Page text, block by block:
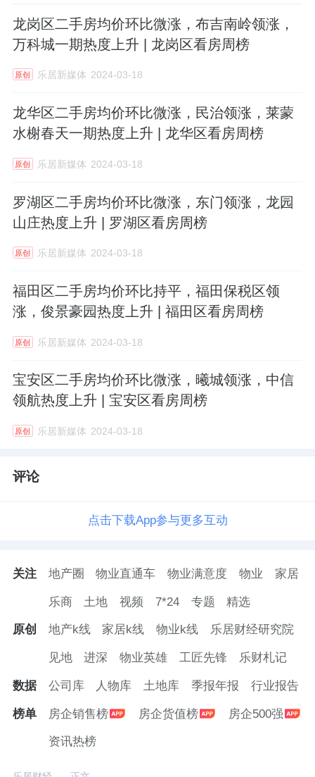
龙岗区二手房均价环比微涨，布吉南岭领涨，
万科城一期热度上升 | 龙岗区看房周榜
原创 乐居新媒体 2024-03-18
龙华区二手房均价环比微涨，民治领涨，莱蒙
水榭春天一期热度上升 | 龙华区看房周榜
原创 乐居新媒体 2024-03-18
罗湖区二手房均价环比微涨，东门领涨，龙园
山庄热度上升 | 罗湖区看房周榜
原创 乐居新媒体 2024-03-18
福田区二手房均价环比持平，福田保税区领
涨，俊景豪园热度上升 | 福田区看房周榜
原创 乐居新媒体 2024-03-18
宝安区二手房均价环比微涨，曦城领涨，中信
领航热度上升 | 宝安区看房周榜
原创 乐居新媒体 2024-03-18
评论
点击下载App参与更多互动
关注 地产圈 物业直通车 物业满意度 物业 家居
乐商 土地 视频 7*24 专题 精选
原创 地产k线 家居k线 物业k线 乐居财经研究院
见地 进深 物业英雄 工匠先锋 乐财札记
数据 公司库 人物库 土地库 季报年报 行业报告
榜单 房企销售榜 房企货值榜 房企500强
资讯热榜